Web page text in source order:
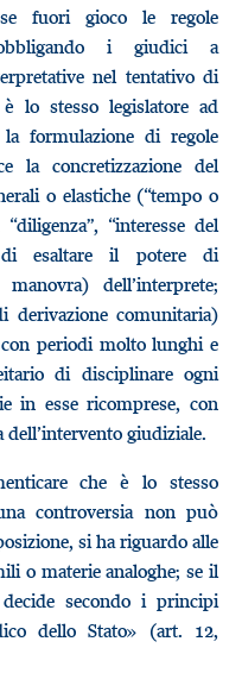
fuori gioco le regole
i giudici a
nel tentativo di
lo stesso legislatore ad
formulazione di regole
la concretizzazione del
o elastiche (“tempo o
“interesse del
di esaltare il potere di
dell’interprete;
derivazione comunitaria)
periodi molto lunghi e
di disciplinare ogni
in esse ricomprese, con
dell’intervento giudiziale.
che è lo stesso
controversia non può
si ha riguardo alle
o materie analoghe; se il
secondo i principi
dello Stato» (art. 12,